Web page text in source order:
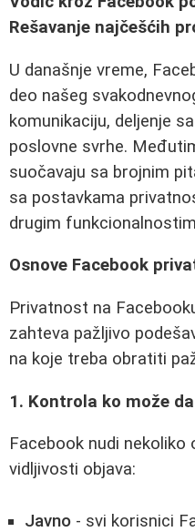
Rešavanje najčešćih
U današnje vreme,
deo našeg
komunikaciju, deljenje
poslovne svrhe.
suočavaju sa brojnim
sa postavkama
drugim
Osnove Facebook
Privatnost na
zahteva pažljivo
na koje treba obratiti
1. Kontrola ko može
Facebook nudi nekoliko
vidljivosti objava:
Javno - svi korisnici